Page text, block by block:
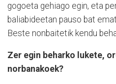
gogoeta gehiago egin, eta
baliabideetan pauso bat
Beste nonbaitetik kendu
Zer egin beharko lukete,
norbanakoek?